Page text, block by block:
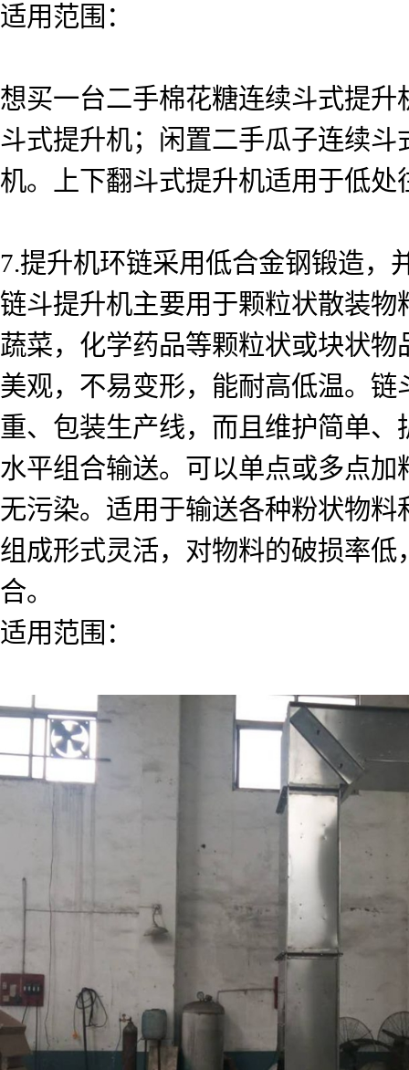
适用范围：
想买一台二手棉花糖连续斗式提
斗式提升机；闲置二手瓜子连续
机。上下翻斗式提升机适用于低
7.提升机环链采用低合金钢锻造，
链斗提升机主要用于颗粒状散装
蔬菜，化学药品等颗粒状或块状
美观，不易变形，能耐高低温。
重、包装生产线，而且维护简单
水平组合输送。可以单点或多点
无污染。适用于输送各种粉状物
组成形式灵活，对物料的破损率
合。
适用范围：